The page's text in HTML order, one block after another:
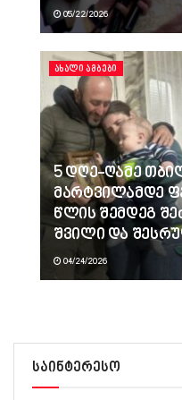
05/22/2026
ᲐᲮᲐᲚᲘ ᲐᲛᲑᲔᲑᲘ
5 დღე-ღამე
მარტვილამდე
წლის შემდეგ
შვილი და
04/24/2026
საინტერესო